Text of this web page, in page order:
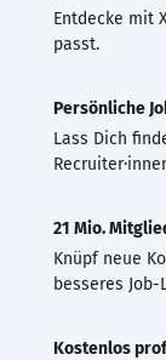
Entdecke mit
passt.
Persönliche
Lass Dich
21 Mio.
Knüpf neue
besseres Job-
Kostenlos